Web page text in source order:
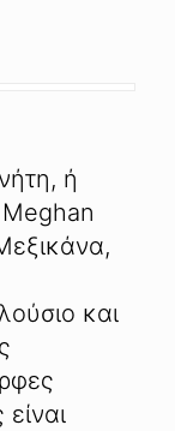
ή
και